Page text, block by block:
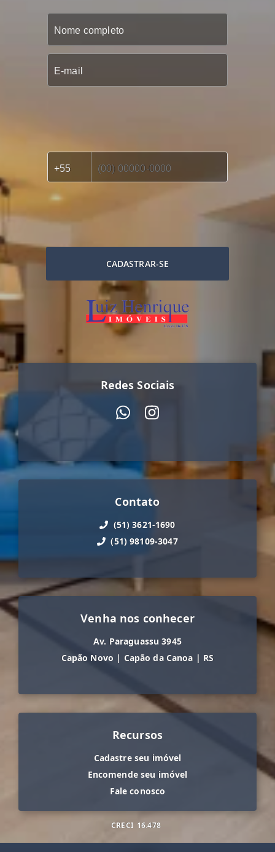
CADASTRAR-SE
Redes Sociais
Contato
(51) 3621-1690
(51) 98109-3047
Venha nos conhecer
Av. Paraguassu 3945
Capão Novo | Capão da Canoa | RS
Recursos
Cadastre seu imóvel
Encomende seu imóvel
Fale conosco
CRECI 16.478